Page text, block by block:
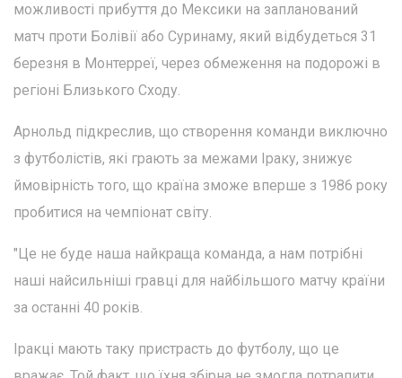
можливості прибуття до Мексики на запланований
матч проти Болівії або Суринаму, який відбудеться 31
березня в Монтерреї, через обмеження на подорожі в
регіоні Близького Сходу.
Арнольд підкреслив, що створення команди виключно
з футболістів, які грають за межами Іраку, знижує
ймовірність того, що країна зможе вперше з 1986 року
пробитися на чемпіонат світу.
"Це не буде наша найкраща команда, а нам потрібні
наші найсильніші гравці для найбільшого матчу країни
за останні 40 років.
Іракці мають таку пристрасть до футболу, що це